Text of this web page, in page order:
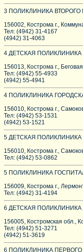
3 ПОЛИКЛИНИКА
156002, Кострома г.,
Тел: (4942) 31-4167
(4942) 31-4063
4 ДЕТСКАЯ ПОЛИКЛИНИКА
156013, Кострома г.,
Тел: (4942) 55-4933
(4942) 55-4941
4 ПОЛИКЛИНИКА
156010, Кострома г.,
Тел: (4942) 53-1531
(4942) 53-1521
5 ДЕТСКАЯ ПОЛИКЛИНИКА
156010, Кострома г.,
Тел: (4942) 53-0862
5 ПОЛИКЛИНИКА
156009, Кострома г.,
Тел: (4942) 31-4194
6 ДЕТСКАЯ ПОЛИКЛИНИКА
156005, Костромская обл.,
Тел: (4942) 51-3271
(4942) 51-3619
6 ПОЛИКЛИНИКА